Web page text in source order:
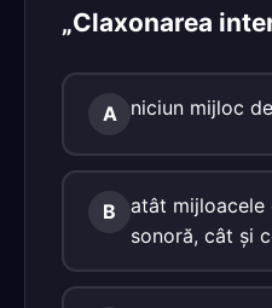
„Claxonarea
A niciun mijloc
B
atât
sonoră, cât şi